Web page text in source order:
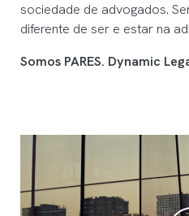
sociedade de advogados.
diferente de ser e estar na
Somos PARES. Dynamic